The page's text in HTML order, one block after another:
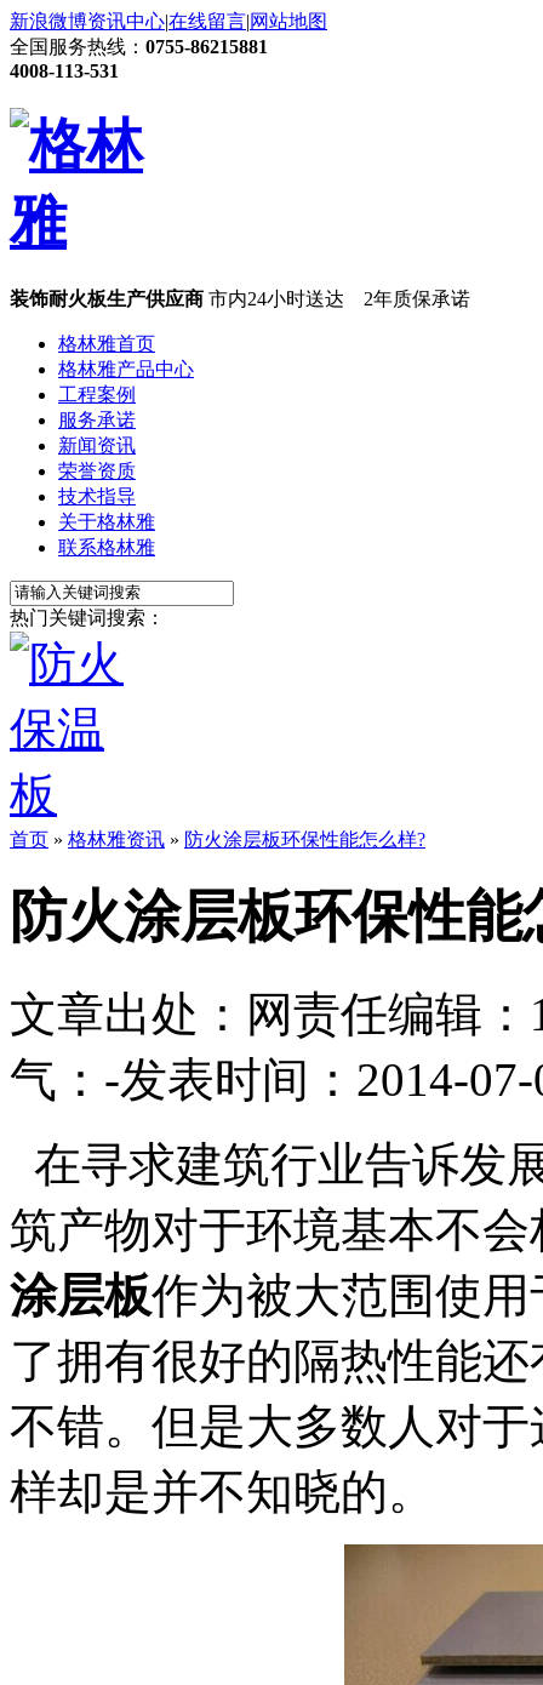
新浪微博资讯中心|在线留言|网站地图
全国服务热线： 0755-86215881
4008-113-531
装饰耐火板生产供应商 市内24小时送达 2年质保承诺
格林雅首页
格林雅产品中心
工程案例
服务承诺
新闻资讯
荣誉资质
技术指导
关于格林雅
联系格林雅
热门关键词搜索：
首页 » 格林雅资讯 » 防火涂层板环保性能怎么样?
防火涂层板环保性能
文章出处： 网责任编辑：
气： -发表时间：2014-
在寻求建筑行业告诉发
筑产物对于环境基本不
涂层板作为被大范围使
了拥有很好的隔热性能
不错。但是大多数人对
样却是并不知晓的。